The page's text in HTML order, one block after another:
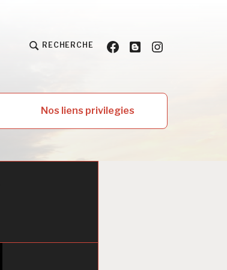
RECHERCHE Facebook
Blog Instagram
Nos liens privilegies